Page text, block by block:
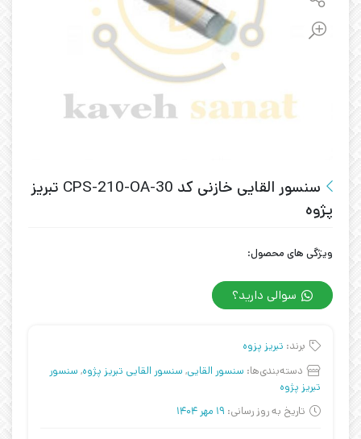
سنسور القایی خازنی کد CPS-210-OA-30 تبریز
پژوه
ویژگی های محصول:
سوالی دارید؟
برند: تبریز پزوه
دسته‌بندی‌ها: سنسور القایی, سنسور القایی تبریز پژوه, سنسور
تبریز پژوه
تاریخ به روز رسانی: 19 مهر 1404